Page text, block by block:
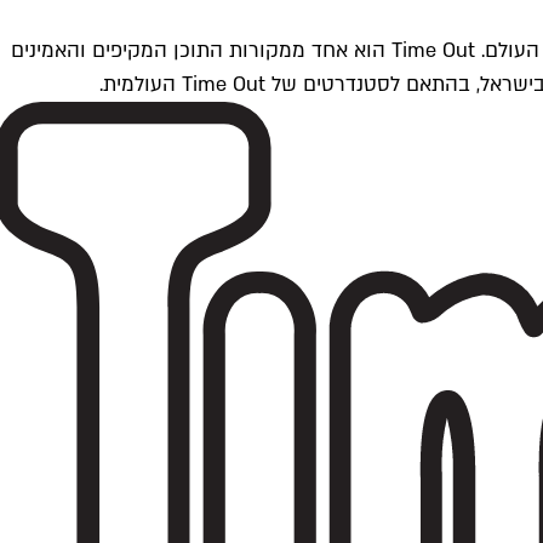
Time Outתל אביב הוא חלק מרשת Time Out Global — רשת מדיה בינלאומית הפועלת ב-360 ערים מרכזיות וב-60 מדינות ברחבי העולם. Time Out הוא אחד ממקורות התוכן המקיפים והאמינים